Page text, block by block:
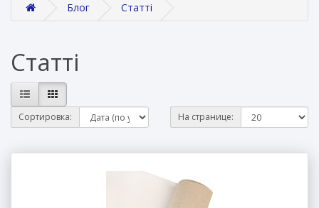
Блог Статті
Статті
Сортировка: На странице: